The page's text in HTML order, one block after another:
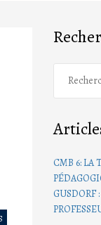
CMB 6: LA
GUSDORF